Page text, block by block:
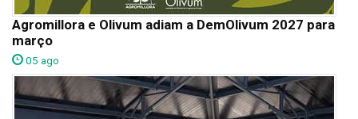
Agromillora e Olivum adiam a DemOlivum 2027 para
março
05 ago